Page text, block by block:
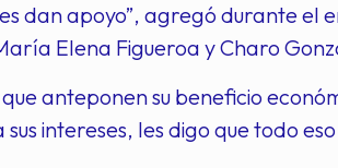
dan apoyo”, agregó durante el
Elena Figueroa y Charo
que anteponen su beneficio
intereses, les digo que todo